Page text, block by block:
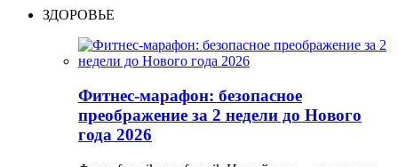
ЗДОРОВЬЕ
Фитнес-марафон: безопасное
преображение за 2 недели до Нового
года 2026